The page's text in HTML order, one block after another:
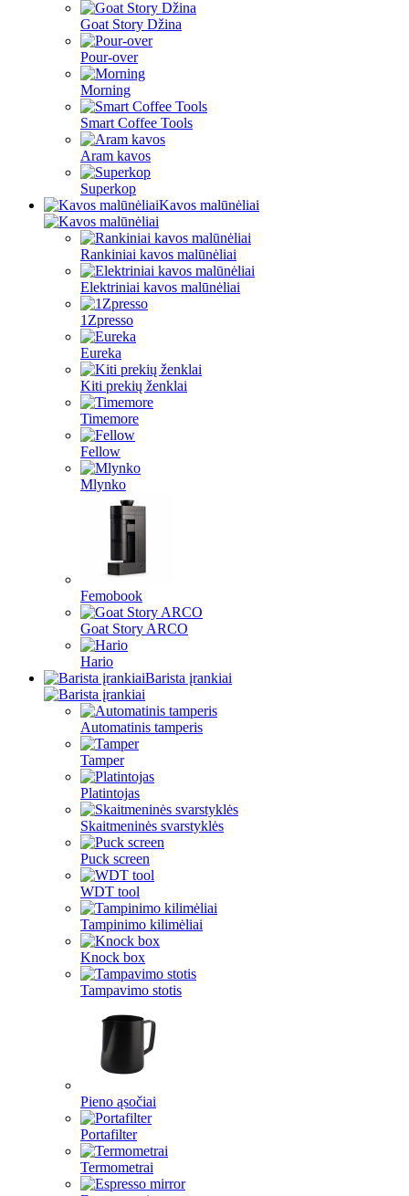
Goat Story Džina
Pour-over
Morning
Smart Coffee Tools
Aram kavos
Superkop
Kavos malūnėliai
Rankiniai kavos malūnėliai
Elektriniai kavos malūnėliai
1Zpresso
Eureka
Kiti prekių ženklai
Timemore
Fellow
Mlynko
Femobook
Goat Story ARCO
Hario
Barista įrankiai
Automatinis tamperis
Tamper
Platintojas
Skaitmeninės svarstyklės
Puck screen
WDT tool
Tampinimo kilimėliai
Knock box
Tampavimo stotis
Pieno ąsočiai
Portafilter
Termometrai